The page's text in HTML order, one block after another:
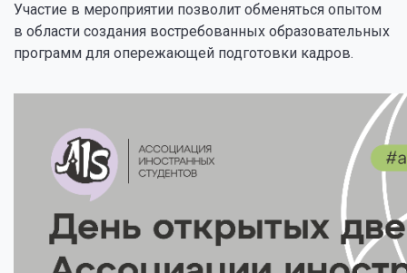
Участие в мероприятии позволит обменяться опытом
в области создания востребованных образовательных
программ для опережающей подготовки кадров.